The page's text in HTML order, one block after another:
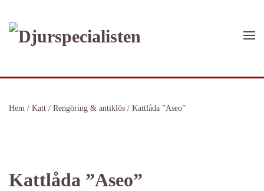
Skip to main content
Hem / Katt / Rengöring & antiklös / Kattlåda ”Aseo”
Kattlåda ”Aseo”